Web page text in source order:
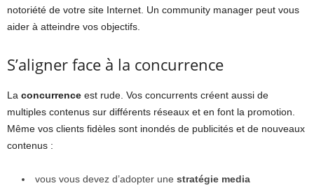
notoriété de votre site Internet. Un community manager peut vous
aider à atteindre vos objectifs.
S’aligner face à la concurrence
La concurrence est rude. Vos concurrents créent aussi de
multiples contenus sur différents réseaux et en font la promotion.
Même vos clients fidèles sont inondés de publicités et de nouveaux
contenus :
vous vous devez d’adopter une stratégie media